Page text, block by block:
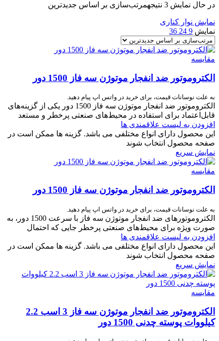
در حال نمایش 3 نتیجه مرتب‌سازی بر اساس جدیدترین
نمایش نوار کناری
نمایش 9
24
36
مقایسه
الکتروموتور ضد انفجار موتوژن سه فاز 1500 دور
به علت نوسانات قیمت، برای خرید در واتس اپ پیام دهید.
الکتروموتور ضد انفجار موتوژن سه فاز 1500 دور یکی از گزینه‌های
قابل‌اعتماد برای استفاده در محیط‌های صنعتی پرخطر و مستعد
افزودن به لیست علاقمندی ها
این محصول دارای انواع مختلفی می باشد. گزینه ها ممکن است در
صفحه محصول انتخاب شوند
نمایش سریع
مقایسه
الکتروموتور ضد انفجار موتوژن سه فاز 1500 دور
به علت نوسانات قیمت، برای خرید در واتس اپ پیام دهید.
الکتروموتورهای ضد انفجار موتوژن سه فاز با سرعت 1500 دور، به‌
صورت ویژه برای محیط‌های صنعتی پرخطر جایی که احتمال
افزودن به لیست علاقمندی ها
این محصول دارای انواع مختلفی می باشد. گزینه ها ممکن است در
صفحه محصول انتخاب شوند
نمایش سریع
مقایسه
الکتروموتور ضد انفجار موتوژن سه فاز 3 اسب 2.2
کیلووات پوسته چدنی 1500 دور